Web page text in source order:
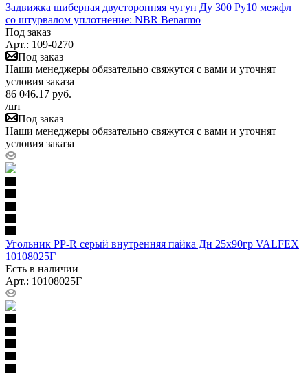
Задвижка шиберная двусторонняя чугун Ду 300 Ру10 межфл
со штурвалом уплотнение: NBR Benarmo
Под заказ
Арт.: 109-0270
Под заказ
Наши менеджеры обязательно свяжутся с вами и уточнят
условия заказа
86 046.17 руб.
/шт
Под заказ
Наши менеджеры обязательно свяжутся с вами и уточнят
условия заказа
Угольник PP-R серый внутренняя пайка Дн 25х90гр VALFEX
10108025Г
Есть в наличии
Арт.: 10108025Г